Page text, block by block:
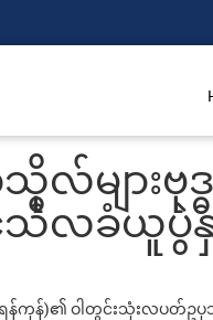
သိုလ်များ
သီလခံယူပွဲ
(ရန်ကုန်)၏ ဝါတွင်းသုံးလပတ်